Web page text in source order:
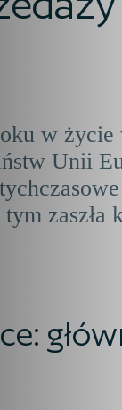
w życie
Unii
zaszła